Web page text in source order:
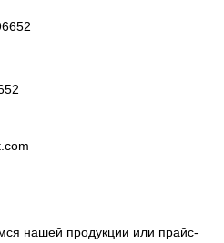
нашей продукции или прайс-